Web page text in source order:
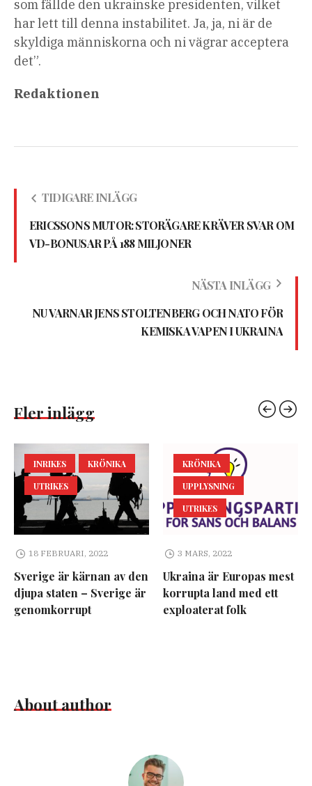
som fällde den ukrainske presidenten, vilket
har lett till denna instabilitet. Ja, ja, ni är de
skyldiga människorna och ni vägrar acceptera
det”.
Redaktionen
TIDIGARE INLÄGG
ERICSSONS MUTOR: STORÄGARE KRÄVER SVAR OM
VD-BONUSAR PÅ 188 MILJONER
NÄSTA INLÄGG
NU VARNAR JENS STOLTENBERG OCH NATO FÖR
KEMISKA VAPEN I UKRAINA
Fler inlägg
INRIKES
KRÖNIKA
UTRIKES
18 FEBRUARI, 2022
Sverige är kärnan av den
djupa staten – Sverige är
genomkorrupt
KRÖNIKA
UPPLYSNING
UTRIKES
3 MARS, 2022
Ukraina är Europas mest
korrupta land med ett
exploaterat folk
About author